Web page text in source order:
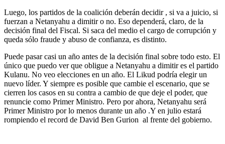
Luego, los partidos de la coalición deberán decidir , si va a juicio, si
fuerzan a Netanyahu a dimitir o no. Eso dependerá, claro, de la
decisión final del Fiscal. Si saca del medio el cargo de corrupción y
queda sólo fraude y abuso de confianza, es distinto.
Puede pasar casi un año antes de la decisión final sobre todo esto. El
único que puedo ver que obligue a Netanyahu a dimitir es el partido
Kulanu. No veo elecciones en un año. El Likud podría elegir un
nuevo líder. Y siempre es posible que cambie el escenario, que se
cierren los casos en su contra a cambio de que deje el poder, que
renuncie como Primer Ministro. Pero por ahora, Netanyahu será
Primer Ministro por lo menos durante un año .Y en julio estará
rompiendo el record de David Ben Gurion al frente del gobierno.